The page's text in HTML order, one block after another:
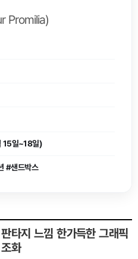
Promilia)
15일~18일)
#샌드박스
타지 느낌 한가득한 그래픽
화